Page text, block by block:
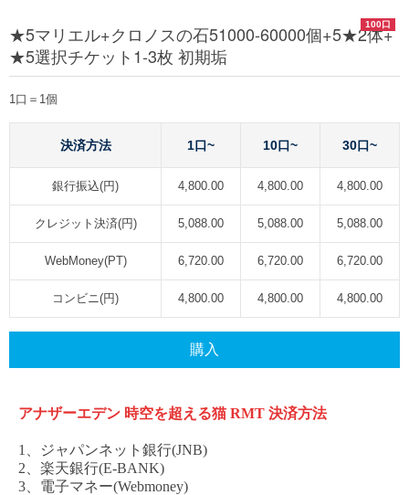
100口
★5マリエル+クロノスの石51000-60000個+5★2体+
★5選択チケット1-3枚 初期垢
1口＝1個
決済方法 1口~ 10口~ 30口~
銀行振込(円) 4,800.00 4,800.00 4,800.00
クレジット決済(円) 5,088.00 5,088.00 5,088.00
WebMoney(PT) 6,720.00 6,720.00 6,720.00
コンビニ(円) 4,800.00 4,800.00 4,800.00
購入
アナザーエデン 時空を超える猫 RMT 決済方法
1、ジャパンネット銀行(JNB)
2、楽天銀行(E-BANK)
3、電子マネー(Webmoney)